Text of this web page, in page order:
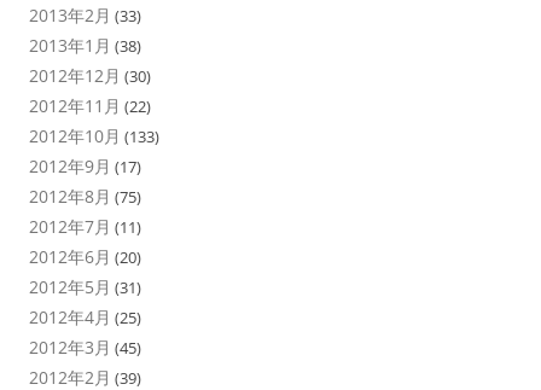
2013年2月 (33)
2013年1月 (38)
2012年12月 (30)
2012年11月 (22)
2012年10月 (133)
2012年9月 (17)
2012年8月 (75)
2012年7月 (11)
2012年6月 (20)
2012年5月 (31)
2012年4月 (25)
2012年3月 (45)
2012年2月 (39)